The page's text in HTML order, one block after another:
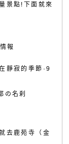
景點!下面就來
報
靜寂的季節·9
の名刹
去鹿苑寺（金